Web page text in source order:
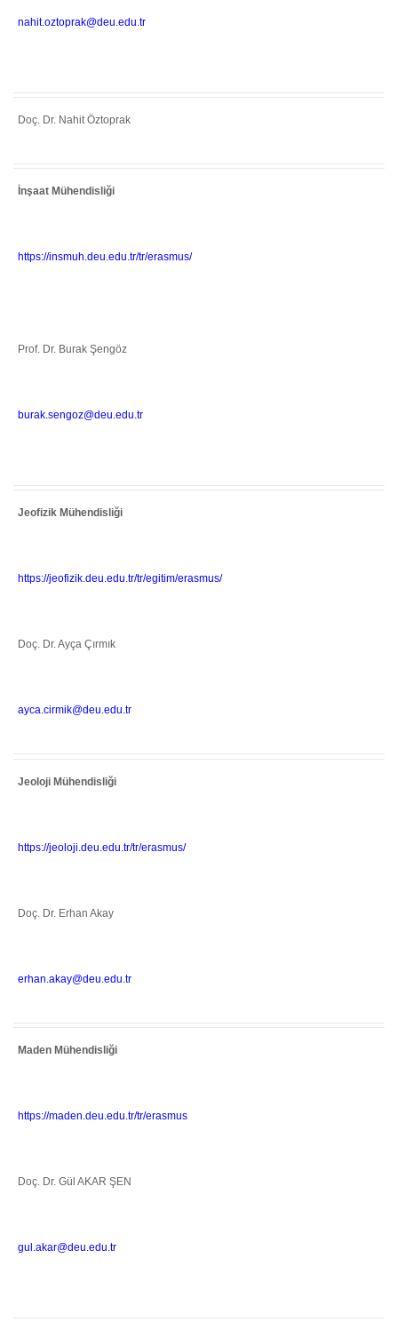
nahit.oztoprak@deu.edu.tr
Doç. Dr. Nahit Öztoprak
İnşaat Mühendisliği
https://insmuh.deu.edu.tr/tr/erasmus/
Prof. Dr. Burak Şengöz
burak.sengoz@deu.edu.tr
Jeofizik Mühendisliği
https://jeofizik.deu.edu.tr/tr/egitim/erasmus/
Doç. Dr. Ayça Çırmık
ayca.cirmik@deu.edu.tr
Jeoloji Mühendisliği
https://jeoloji.deu.edu.tr/tr/erasmus/
Doç. Dr. Erhan Akay
erhan.akay@deu.edu.tr
Maden Mühendisliği
https://maden.deu.edu.tr/tr/erasmus
Doç. Dr. Gül AKAR ŞEN
gul.akar@deu.edu.tr